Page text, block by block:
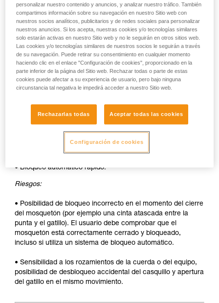
Ventajas:
• Rapidez y facilidad de apertura.
• Bloqueo automático rápido.
Desventajas:
• Desbloqueo del casquillo a efectuar a cada apertura.
mosquetón.
• Bloqueo automático rápido.
Riesgos:
• Posibilidad de bloqueo incorrecto en el momento del cierre
del mosquetón (por ejemplo una cinta atascada entre la
punta y el gatillo). El usuario debe comprobar que el
mosquetón está correctamente cerrado y bloqueado,
incluso si utiliza un sistema de bloqueo automático.
• Sensibilidad a los rozamientos de la cuerda o del equipo,
posibilidad de desbloqueo accidental del casquillo y apertura
del gatillo en el mismo movimiento.
personalizar nuestro contenido y anuncios, y analizar nuestro tráfico. También
compartimos información sobre su navegación en nuestro Sitio web con
nuestros socios analíticos, publicitarios y de redes sociales para personalizar
nuestros anuncios. Si los acepta, nuestras cookies y/o tecnologías similares
solo estarán activas en nuestro Sitio web y no le seguirán en otros sitios web.
Las cookies y/o tecnologías similares de nuestros socios le seguirán a través
de su navegación. Puede retirar su consentimiento en cualquier momento
haciendo clic en el enlace "Configuración de cookies", proporcionado en la
parte inferior de la página del Sitio web. Rechazar todas o parte de estas
cookies puede afectar a su experiencia de usuario, pero bajo ninguna
circunstancia tal negativa le impedirá acceder a nuestro Sitio web.
Rechazarlas todas Aceptar todas las cookies
Configuración de cookies